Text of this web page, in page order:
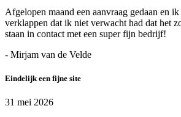
Afgelopen maand een aanvraag gedaan en
verklappen dat ik niet verwacht had dat het
staan in contact met een super fijn bedrijf!
- Mirjam van de Velde
Eindelijk een fijne site
31 mei 2026